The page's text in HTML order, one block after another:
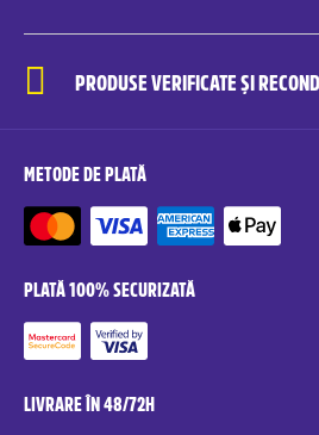
PRODUSE VERIFICATE ȘI
METODE DE PLATĂ
PLATĂ 100% SECURIZATĂ
LIVRARE ÎN 48/72H